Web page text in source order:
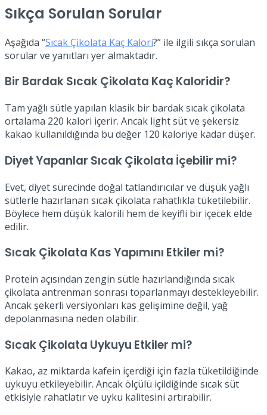
Sıkça Sorulan Sorular
Aşağıda “Sıcak Çikolata Kaç Kalori?” ile ilgili sıkça sorulan
sorular ve yanıtları yer almaktadır.
Bir Bardak Sıcak Çikolata Kaç Kaloridir?
Tam yağlı sütle yapılan klasik bir bardak sıcak çikolata
ortalama 220 kalori içerir. Ancak light süt ve şekersiz
kakao kullanıldığında bu değer 120 kaloriye kadar düşer.
Diyet Yapanlar Sıcak Çikolata İçebilir mi?
Evet, diyet sürecinde doğal tatlandırıcılar ve düşük yağlı
sütlerle hazırlanan sıcak çikolata rahatlıkla tüketilebilir.
Böylece hem düşük kalorili hem de keyifli bir içecek elde
edilir.
Sıcak Çikolata Kas Yapımını Etkiler mi?
Protein açısından zengin sütle hazırlandığında sıcak
çikolata antrenman sonrası toparlanmayı destekleyebilir.
Ancak şekerli versiyonları kas gelişimine değil, yağ
depolanmasına neden olabilir.
Sıcak Çikolata Uykuyu Etkiler mi?
Kakao, az miktarda kafein içerdiği için fazla tüketildiğinde
uykuyu etkileyebilir. Ancak ölçülü içildiğinde sıcak süt
etkisiyle rahatlatır ve uyku kalitesini artırabilir.